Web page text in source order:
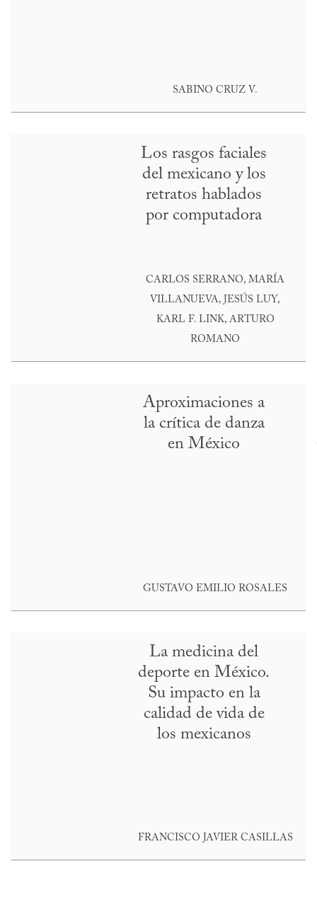
SABINO CRUZ V.
Los rasgos faciales
del mexicano y los
retratos hablados
por computadora
CARLOS SERRANO, MARÍA
VILLANUEVA, JESÚS LUY,
KARL F. LINK, ARTURO
ROMANO
Aproximaciones a
la crítica de danza
en México
GUSTAVO EMILIO ROSALES
La medicina del
deporte en México.
Su impacto en la
calidad de vida de
los mexicanos
FRANCISCO JAVIER CASILLAS